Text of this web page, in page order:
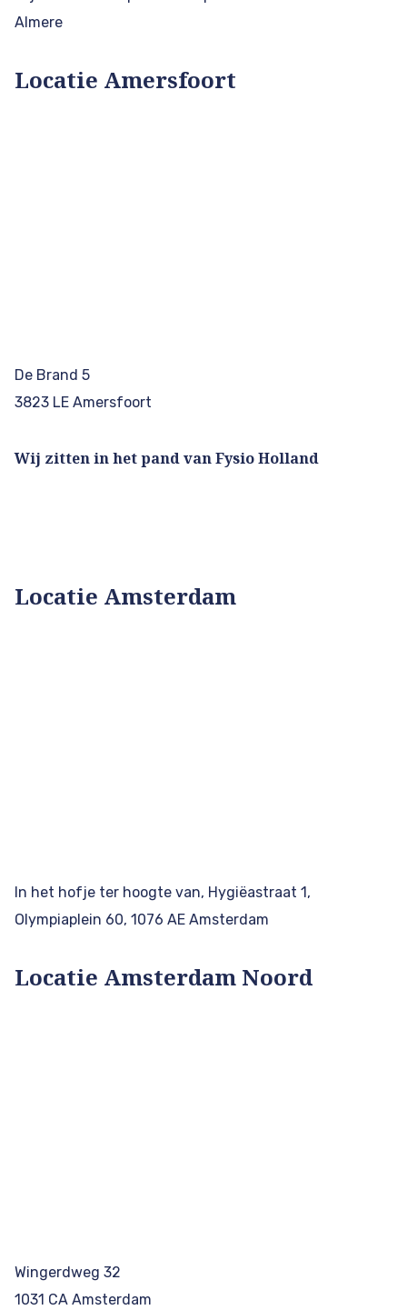
Almere
Locatie Amersfoort
De Brand 5
3823 LE Amersfoort
Wij zitten in het pand van Fysio Holland
Locatie Amsterdam
In het hofje ter hoogte van, Hygiëastraat 1,
Olympiaplein 60, 1076 AE Amsterdam
Locatie Amsterdam Noord
Wingerdweg 32
1031 CA Amsterdam